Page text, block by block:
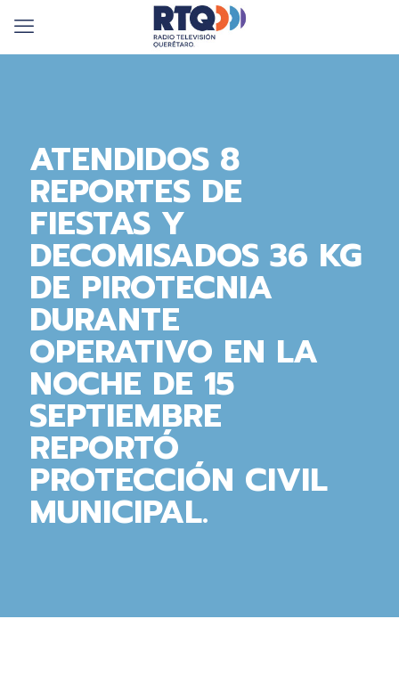
ATENDIDOS 8
REPORTES DE
FIESTAS Y
DECOMISADOS 36 KG
DE PIROTECNIA
DURANTE
OPERATIVO EN LA
NOCHE DE 15
SEPTIEMBRE
REPORTÓ
PROTECCIÓN CIVIL
MUNICIPAL.